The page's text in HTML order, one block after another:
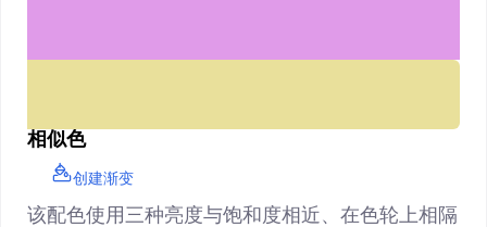
相似色
创建渐变
该配色使用三种亮度与饱和度相近、在色轮上相隔